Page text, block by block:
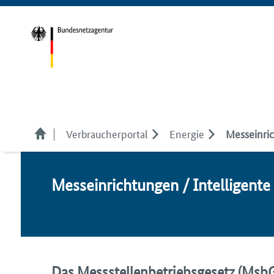
Verbraucherportal Energie
Mess­ein­rich­tun­gen / In­tel­li­gen­te